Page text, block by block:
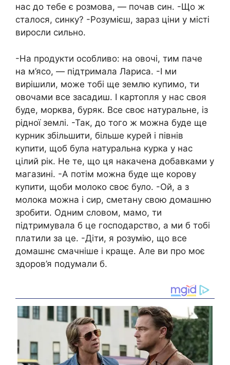
нас до тебе є розмова, — почав син. -Що ж
сталося, синку? -Розумієш, зараз ціни у місті
виросли сильно.
-На продукти особливо: на овочі, тим паче
на м’ясо, — підтримала Лариса. -І ми
вирішили, може тобі ще землю купимо, ти
овочами все засадиш. І картопля у нас своя
буде, морква, буряк. Все своє натуральне, із
рідної землі. -Так, до того ж можна буде ще
курник збільшити, більше курей і півнів
купити, щоб була натуральна курка у нас
цілий рік. Не те, що ця накачена добавками у
магазині. -А потім можна буде ще корову
купити, щоби молоко своє було. -Ой, а з
молока можна і сир, сметану свою домашню
зробити. Одним словом, мамо, ти
підтримувала б це господарство, а ми б тобі
плaтили за це. -Діти, я розумію, що все
домашнє смачніше і краще. Але ви про моє
здоров’я подумали б.